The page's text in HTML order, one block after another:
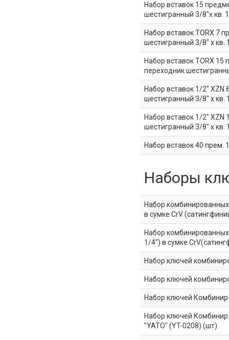
Набор вставок 15
шестигранный 3/8"х кв.
Набор вставок TORX 7
шестигранный 3/8" х кв.
Набор вставок TORX
переходник
Набор вставок 1/2"
шестигранный 3/8" х кв.
Набор вставок 1/2"
шестигранный 3/8" х кв.
Набор вставок 40 прем.
Наборы
Набор
в сумке CrV
Набор
1/4") в сумке
Набор ключей
Набор ключей
Набор ключей
Набор ключей
"YATO" (YT-0208) (шт)